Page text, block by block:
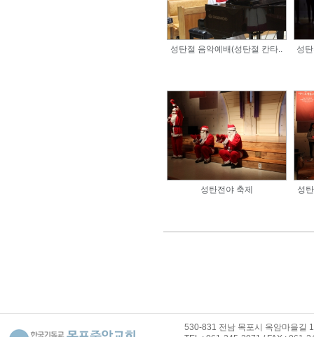
성탄절 음악예배(성탄절 칸타.. 성
성탄전야 축제 성
530-831 전남 목포시 옥암마을길